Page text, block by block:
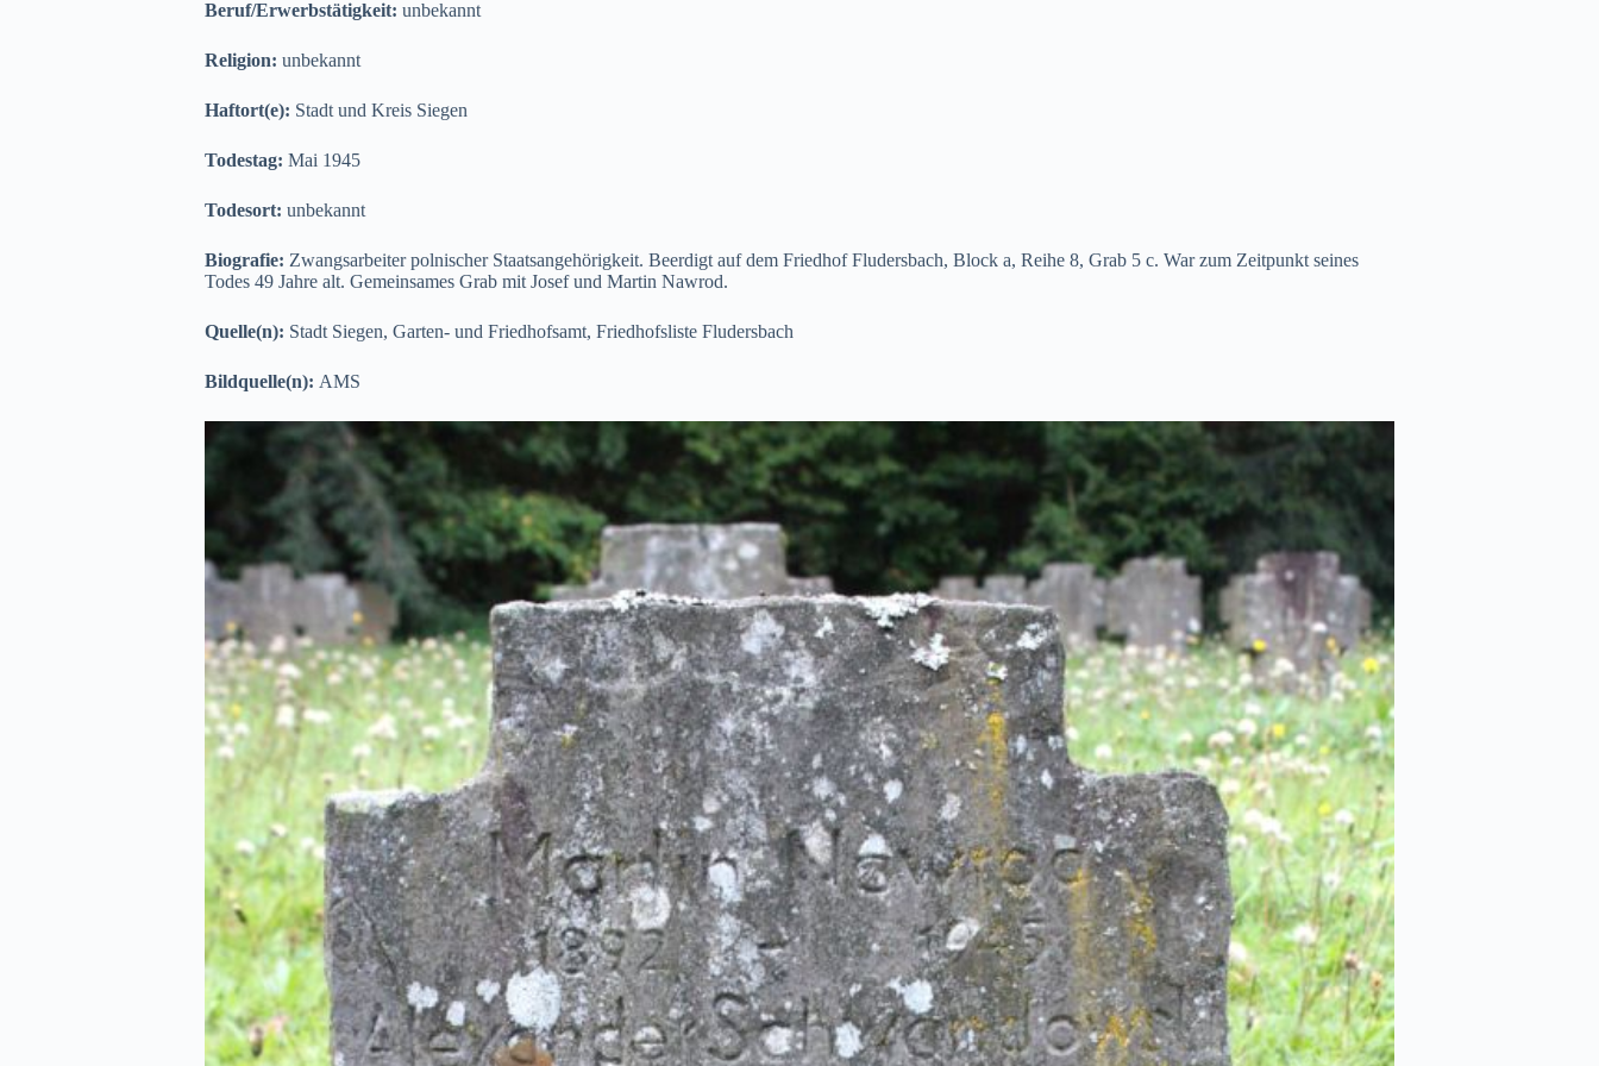
Beruf/Erwerbstätigkeit: unbekannt
Religion: unbekannt
Haftort(e): Stadt und Kreis Siegen
Todestag: Mai 1945
Todesort: unbekannt
Biografie: Zwangsarbeiter polnischer Staatsangehörigkeit. Beerdigt auf dem Friedhof Fludersbach, Block a, Reihe 8, Grab 5 c. War zum Zeitpunkt seines
Todes 49 Jahre alt. Gemeinsames Grab mit Josef und Martin Nawrod.
Quelle(n): Stadt Siegen, Garten- und Friedhofsamt, Friedhofsliste Fludersbach
Bildquelle(n): AMS